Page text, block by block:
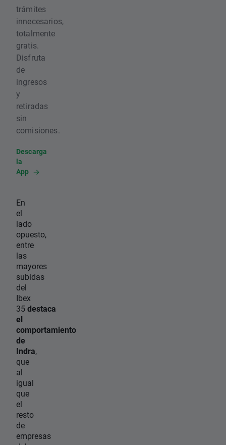
trámites
innecesarios,
totalmente
gratis.
Disfruta
de
ingresos
y
retiradas
sin
comisiones.
Descarga
la
App
En
el
lado
opuesto,
entre
las
mayores
subidas
del
Ibex
35destaca
el
comportamiento
de
Indra,
que
al
igual
que
el
resto
de
empresas